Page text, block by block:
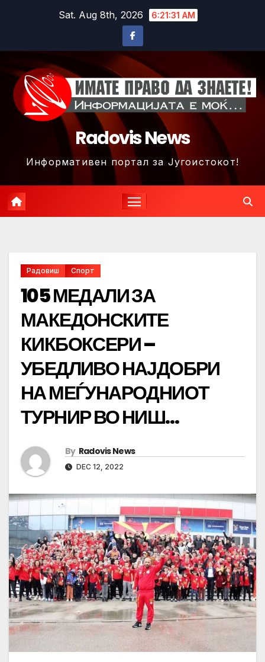
Sat. Aug 8th, 2026 6:21:34 AM
Radovis News
Информативен портал за Југоистокот!
Радовиш Спорт
105 МЕДАЛИ ЗА
МАКЕДОНСКИТЕ
КИКБОКСЕРИ –
УБЕДЛИВО НАЈДОБРИ
НА МЕЃУНАРОДНИОТ
ТУРНИР ВО НИШ…
By Radovis News
DEC 12, 2022